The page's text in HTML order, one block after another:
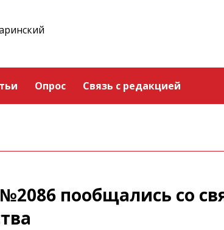
Опрос Связь с редакцией
пообщались со